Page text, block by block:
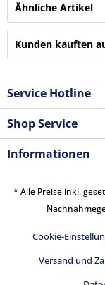
Ähnliche Artikel
Kunden kauften
Service Hotline
Shop Service
Informationen
* Alle Preise inkl.
Cookie-
Versand und